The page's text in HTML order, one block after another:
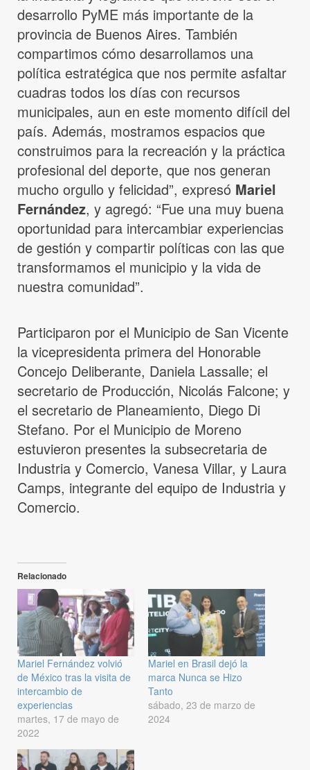
desarrollo PyME más importante de la
provincia de Buenos Aires. También
compartimos cómo desarrollamos una
política estratégica que nos permite asfaltar
cuadras todos los días con recursos
municipales, aun en este momento difícil del
país. Además, mostramos espacios que
construimos para la recreación y la práctica
profesional del deporte, que nos generan
mucho orgullo y felicidad”, expresó Mariel
Fernández, y agregó: “Fue una muy buena
oportunidad para intercambiar experiencias
de gestión y compartir políticas con las que
transformamos el municipio y la vida de
nuestra comunidad”.
Participaron por el Municipio de San Vicente
la vicepresidenta primera del Honorable
Concejo Deliberante, Daniela Lassalle; el
secretario de Producción, Nicolás Falcone; y
el secretario de Planeamiento, Diego Di
Stefano. Por el Municipio de Moreno
estuvieron presentes la subsecretaria de
Industria y Comercio, Vanesa Villar, y Laura
Camps, integrante del equipo de Industria y
Comercio.
Relacionado
Mariel Fernández volvió
de México tras la visita de
intercambio de
experiencias
martes, 17 de mayo de
2022
Mariel en Brasil dejó la
marca Nunca se Hizo
Tanto
sábado, 23 de marzo de
2024